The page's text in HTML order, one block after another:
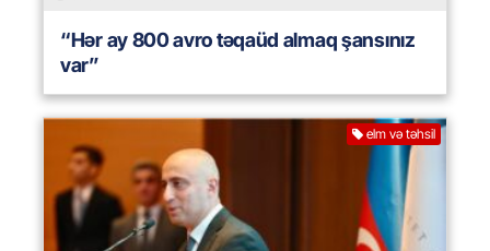
“Hər ay 800 avro təqaüd almaq şansınız
var”
elm və təhsil